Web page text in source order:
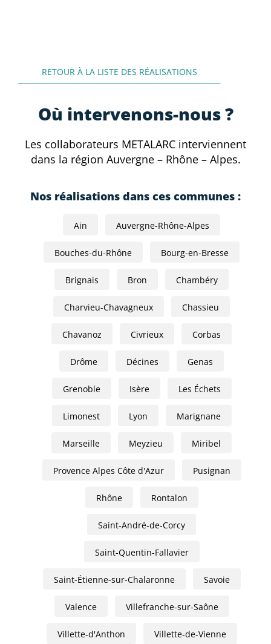
RETOUR À LA LISTE DES RÉALISATIONS
Où intervenons-nous ?
Les collaborateurs METALARC interviennent
dans la région Auvergne – Rhône – Alpes.
Nos réalisations dans ces communes :
Ain Auvergne-Rhône-Alpes
Bouches-du-Rhône Bourg-en-Bresse
Brignais Bron Chambéry
Charvieu-Chavagneux Chassieu
Chavanoz Civrieux Corbas
Drôme Décines Genas
Grenoble Isère Les Échets
Limonest Lyon Marignane
Marseille Meyzieu Miribel
Provence Alpes Côte d'Azur Pusignan
Rhône Rontalon
Saint-André-de-Corcy
Saint-Quentin-Fallavier
Saint-Étienne-sur-Chalaronne Savoie
Valence Villefranche-sur-Saône
Villette-d'Anthon Villette-de-Vienne